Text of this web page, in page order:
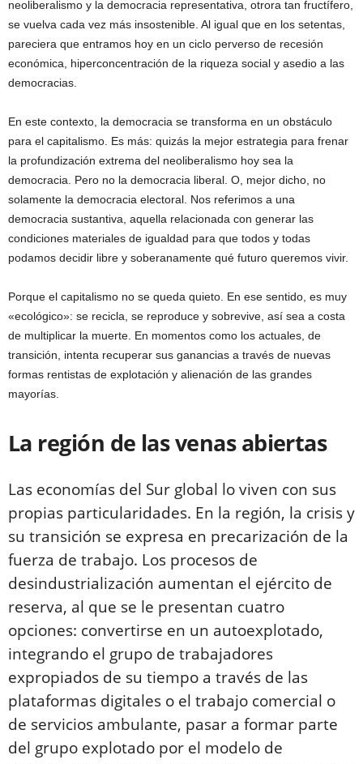
neoliberalismo y la democracia representativa, otrora tan fructífero,
se vuelva cada vez más insostenible. Al igual que en los setentas,
pareciera que entramos hoy en un ciclo perverso de recesión
económica, hiperconcentración de la riqueza social y asedio a las
democracias.
En este contexto, la democracia se transforma en un obstáculo
para el capitalismo. Es más: quizás la mejor estrategia para frenar
la profundización extrema del neoliberalismo hoy sea la
democracia. Pero no la democracia liberal. O, mejor dicho, no
solamente la democracia electoral. Nos referimos a una
democracia sustantiva, aquella relacionada con generar las
condiciones materiales de igualdad para que todos y todas
podamos decidir libre y soberanamente qué futuro queremos vivir.
Porque el capitalismo no se queda quieto. En ese sentido, es muy
«ecológico»: se recicla, se reproduce y sobrevive, así sea a costa
de multiplicar la muerte. En momentos como los actuales, de
transición, intenta recuperar sus ganancias a través de nuevas
formas rentistas de explotación y alienación de las grandes
mayorías.
La región de las venas abiertas
Las economías del Sur global lo viven con sus
propias particularidades. En la región, la crisis y
su transición se expresa en precarización de la
fuerza de trabajo. Los procesos de
desindustrialización aumentan el ejército de
reserva, al que se le presentan cuatro
opciones: convertirse en un autoexplotado,
integrando el grupo de trabajadores
expropiados de su tiempo a través de las
plataformas digitales o el trabajo comercial o
de servicios ambulante, pasar a formar parte
del grupo explotado por el modelo de